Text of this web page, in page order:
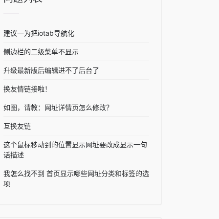
建议一为把iotab导航化
侧边栏的二级菜单不显示
升级最新版后编辑进不了后台了
换友情链接啦！
如图，请教：网址详情页怎么修改？
互换友链
这个鼠标移动到的位置显示网址要改成显示一句
话描述
我怎么找不到 首页显示哪些网址分类和标签的选
项